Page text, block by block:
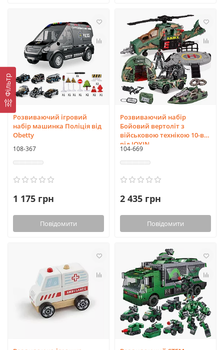
Фільтр
Розвиваючий ігровий
набір машинка Поліція від
Obetty
108-367
1 175 грн
Повідомити
Розвиваючий набір
Бойовий вертоліт з
військовою технікою 10-в-1
від JOYIN
104-669
2 435 грн
Повідомити